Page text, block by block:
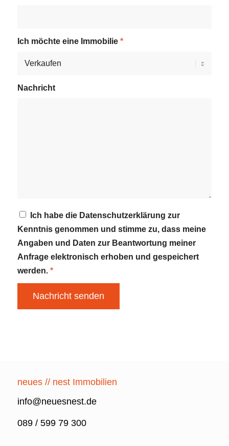
Ich möchte eine Immobilie *
Nachricht
Ich habe die Datenschutzerklärung zur
Kenntnis genommen und stimme zu, dass meine
Angaben und Daten zur Beantwortung meiner
Anfrage elektronisch erhoben und gespeichert
werden. *
neues // nest Immobilien
info@neuesnest.de
089 / 599 79 300